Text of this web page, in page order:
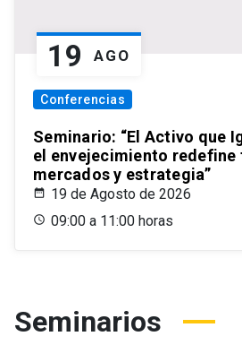
19 AGO
Conferencias
Seminario: “El Activo que
el envejecimiento redefine
mercados y estrategia”
19 de Agosto de 2026
09:00 a 11:00 horas
Seminarios